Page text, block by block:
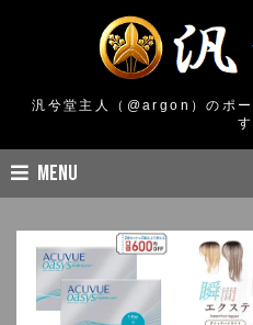
汎兮堂主人（@argon）のポ
す
MENU